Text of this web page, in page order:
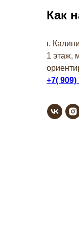
Как
г.
1 этаж,
+7( 909)